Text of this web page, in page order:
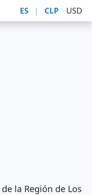
ES | CLP USD
la Región de Los